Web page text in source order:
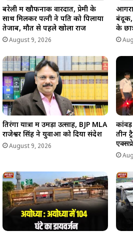
बरेली में खौफनाक वारदात, प्रेमी के
साथ मिलकर पत्नी ने पति को पिलाया
तेजाब, मौत से पहले खोला राज
August 9, 2026
बंदूक,
के
तिरंगा यात्रा में उमड़ा उत्साह, BJP MLA
राजेश्वर सिंह ने युवाओं को दिया संदेश
August 9, 2026
कांवड़
तीन